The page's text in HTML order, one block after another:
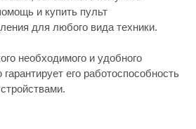
и купить пульт
для любого вида техники.
необходимого и удобного
его работоспособность